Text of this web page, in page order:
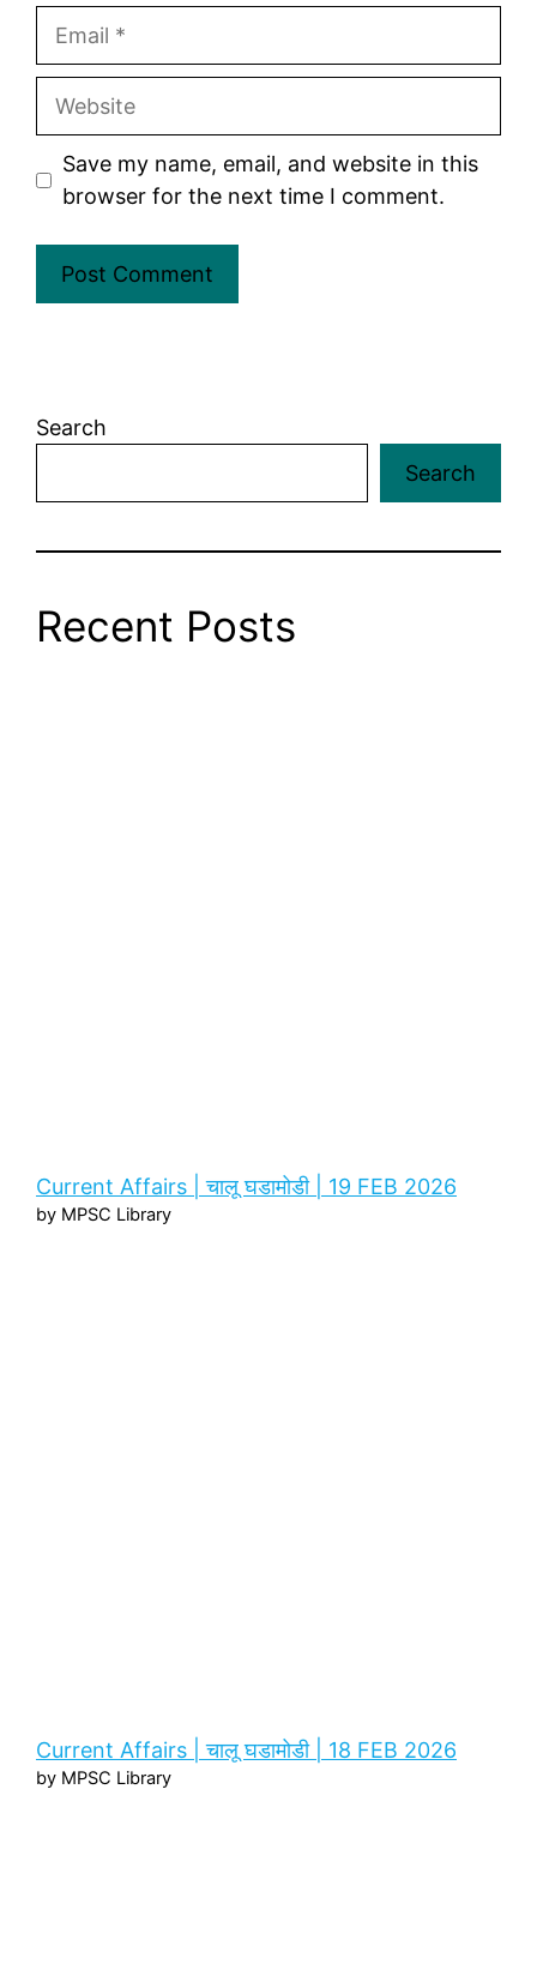
Email
Website
Save my name, email, and website in this
browser for the next time I comment.
Search
Search
Recent Posts
Current Affairs | चालू घडामोडी | 19 FEB 2026
by MPSC Library
Current Affairs | चालू घडामोडी | 18 FEB 2026
by MPSC Library